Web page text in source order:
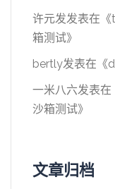
许元发发表在《
箱测试》
bertly发表在《
一米八六发表在
沙箱测试》
文章归档